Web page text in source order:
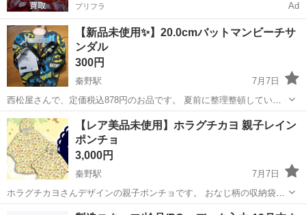
プリフラ Ad
【新品未使用✨】20.0cmバットマンビーチサ
ンダル
300円
秦野駅
7月7日
西松屋さんで、定価税込878円のお品です。 夏前に整理整頓していた
ら、水遊び用のサンダルが４足ありまして💧 ５足目で未使用のこちら
を投稿します。 ノークレーム、ノーリターンでお願いいたします🙇 保
育園 幼...
神奈川 秦野市 秦野駅 キッズ用品 ビーチサンダル
【レア美品未使用】ホラグチカヨ 親子レイン
ポンチョ
3,000円
秦野駅
7月7日
ホラグチカヨさんデザインの親子ポンチョです。 おなじ柄の収納袋が
それぞれについています。 (。´Д⊂) 使いたいのですが、中年のおばさ
秦野市 秦野駅 キッズ用品 ホラグチカヨ